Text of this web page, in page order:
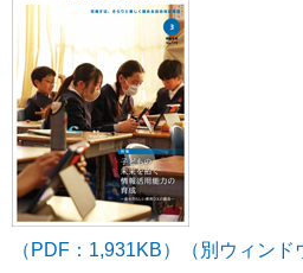
（PDF：1,931KB）（別ウィンド